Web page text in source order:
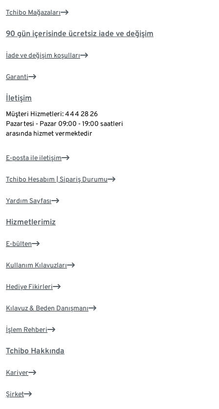
Tchibo Mağazaları
90 gün içerisinde ücretsiz iade ve değişim
İade ve değişim koşulları
Garanti
İletişim
Müşteri Hizmetleri: 444 28 26
Pazartesi - Pazar 09:00 - 19:00 saatleri
arasında hizmet vermektedir
E-posta ile iletişim
Tchibo Hesabım | Sipariş Durumu
Yardım Sayfası
Hizmetlerimiz
E-bülten
Kullanım Kılavuzları
Hediye Fikirleri
Kılavuz & Beden Danışmanı
İşlem Rehberi
Tchibo Hakkında
Kariyer
Şirket